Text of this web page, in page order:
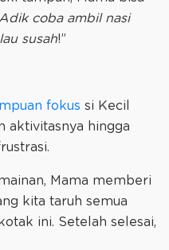
coba ambil nasi
susah!”
fokus si Kecil
aktivitasnya hingga
Mama memberi
kita taruh semua
ini. Setelah selesai,